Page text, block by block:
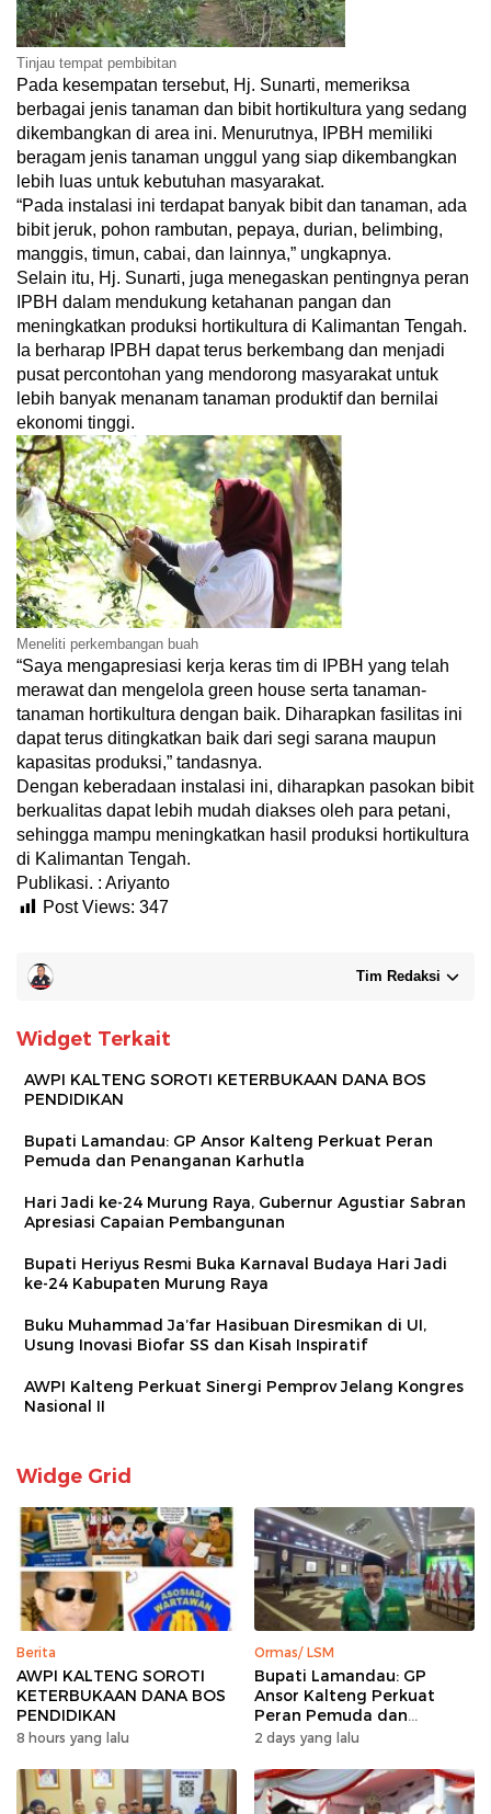
Tinjau tempat pembibitan
Pada kesempatan tersebut, Hj. Sunarti, memeriksa
berbagai jenis tanaman dan bibit hortikultura yang sedang
dikembangkan di area ini. Menurutnya, IPBH memiliki
beragam jenis tanaman unggul yang siap dikembangkan
lebih luas untuk kebutuhan masyarakat.
“Pada instalasi ini terdapat banyak bibit dan tanaman, ada
bibit jeruk, pohon rambutan, pepaya, durian, belimbing,
manggis, timun, cabai, dan lainnya,” ungkapnya.
Selain itu, Hj. Sunarti, juga menegaskan pentingnya peran
IPBH dalam mendukung ketahanan pangan dan
meningkatkan produksi hortikultura di Kalimantan Tengah.
Ia berharap IPBH dapat terus berkembang dan menjadi
pusat percontohan yang mendorong masyarakat untuk
lebih banyak menanam tanaman produktif dan bernilai
ekonomi tinggi.
Meneliti perkembangan buah
“Saya mengapresiasi kerja keras tim di IPBH yang telah
merawat dan mengelola green house serta tanaman-
tanaman hortikultura dengan baik. Diharapkan fasilitas ini
dapat terus ditingkatkan baik dari segi sarana maupun
kapasitas produksi,” tandasnya.
Dengan keberadaan instalasi ini, diharapkan pasokan bibit
berkualitas dapat lebih mudah diakses oleh para petani,
sehingga mampu meningkatkan hasil produksi hortikultura
di Kalimantan Tengah.
Publikasi. : Ariyanto
Post Views: 347
Tim Redaksi
Widget Terkait
AWPI KALTENG SOROTI KETERBUKAAN DANA BOS
PENDIDIKAN
Bupati Lamandau: GP Ansor Kalteng Perkuat Peran
Pemuda dan Penanganan Karhutla
Hari Jadi ke-24 Murung Raya, Gubernur Agustiar Sabran
Apresiasi Capaian Pembangunan
Bupati Heriyus Resmi Buka Karnaval Budaya Hari Jadi
ke-24 Kabupaten Murung Raya
Buku Muhammad Ja’far Hasibuan Diresmikan di UI,
Usung Inovasi Biofar SS dan Kisah Inspiratif
AWPI Kalteng Perkuat Sinergi Pemprov Jelang Kongres
Nasional II
Widge Grid
Berita
AWPI KALTENG SOROTI
KETERBUKAAN DANA BOS
PENDIDIKAN
8 hours yang lalu
Ormas/ LSM
Bupati Lamandau: GP
Ansor Kalteng Perkuat
Peran Pemuda dan
Penanganan Karhutla
2 days yang lalu